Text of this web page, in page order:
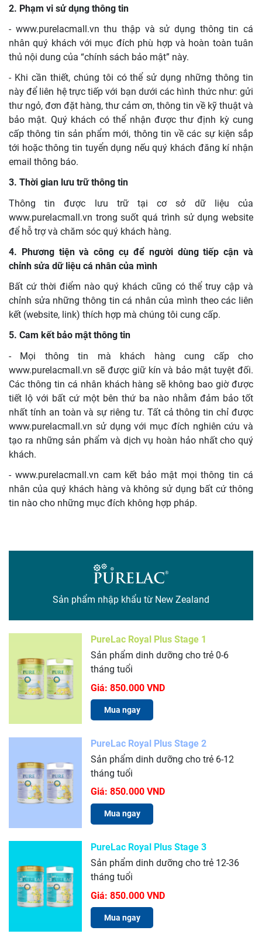
2. Phạm vi sử dụng thông tin
- www.purelacmall.vn thu thập và sử dụng thông tin cá
nhân quý khách với mục đích phù hợp và hoàn toàn tuân
thủ nội dung của “chính sách bảo mật” này.
- Khi cần thiết, chúng tôi có thể sử dụng những thông tin
này để liên hệ trực tiếp với bạn dưới các hình thức như: gửi
thư ngỏ, đơn đặt hàng, thư cảm ơn, thông tin về kỹ thuật và
bảo mật. Quý khách có thể nhận được thư định kỳ cung
cấp thông tin sản phẩm mới, thông tin về các sự kiện sắp
tới hoặc thông tin tuyển dụng nếu quý khách đăng kí nhận
email thông báo.
3. Thời gian lưu trữ thông tin
Thông tin được lưu trữ tại cơ sở dữ liệu của
www.purelacmall.vn trong suốt quá trình sử dụng website
để hỗ trợ và chăm sóc quý khách hàng.
4. Phương tiện và công cụ để người dùng tiếp cận và
chỉnh sửa dữ liệu cá nhân của mình
Bất cứ thời điểm nào quý khách cũng có thể truy cập và
chỉnh sửa những thông tin cá nhân của mình theo các liên
kết (website, link) thích hợp mà chúng tôi cung cấp.
5. Cam kết bảo mật thông tin
- Mọi thông tin mà khách hàng cung cấp cho
www.purelacmall.vn sẽ được giữ kín và bảo mật tuyệt đối.
Các thông tin cá nhân khách hàng sẽ không bao giờ được
tiết lộ với bất cứ một bên thứ ba nào nhằm đảm bảo tốt
nhất tính an toàn và sự riêng tư. Tất cả thông tin chỉ được
www.purelacmall.vn sử dụng với mục đích nghiên cứu và
tạo ra những sản phẩm và dịch vụ hoàn hảo nhất cho quý
khách.
- www.purelacmall.vn cam kết bảo mật mọi thông tin cá
nhân của quý khách hàng và không sử dụng bất cứ thông
tin nào cho những mục đích không hợp pháp.
Sản phẩm nhập khẩu từ New Zealand
PureLac Royal Plus Stage 1
Sản phẩm dinh dưỡng cho trẻ 0-6
tháng tuổi
Giá: 850.000 VND
Mua ngay
PureLac Royal Plus Stage 2
Sản phẩm dinh dưỡng cho trẻ 6-12
tháng tuổi
Giá: 850.000 VND
Mua ngay
PureLac Royal Plus Stage 3
Sản phẩm dinh dưỡng cho trẻ 12-36
tháng tuổi
Giá: 850.000 VND
Mua ngay